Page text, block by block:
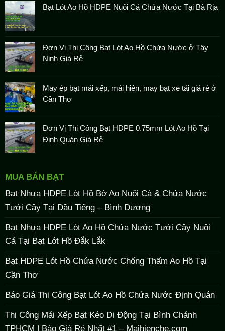
Bạt Lót Ao Hồ HDPE Nuôi Cá Chứa Nước Tại Bà Rịa
Đơn Vị Thi Công Bạt Lót Ao Hồ Chứa Nước ở Tây
Ninh Giá Rẻ
May ép bạt mái xếp, mái hiên, may bạt xe tải giá rẻ ở
Cần Thơ
Đơn Vị Thi Công Bạt HDPE 0.75mm Lót Ao Hồ Tại
Định Quán Giá Rẻ
MUA BÁN BẠT
Bạt Nhựa HDPE Lót Hồ Bờ Ao Nuôi Cá & Chứa Nước
Tưới Cây Tại Dầu Tiếng – Bình Dương
Bạt Nhựa HDPE Lót Ao Hồ Chứa Nước Tưới Cây Nuôi
Cá Tại Bạt Lót Hồ Đắk Lắk
Bạt HDPE Lót Hồ Chứa Nước Chống Thấm Ao Hồ Tại
Cần Thơ
Báo Giá Thi Công Bạt Lót Ao Hồ Chứa Nước Định Quán
Thi Công Mái Xếp Bạt Kéo Di Động Tại Bình Chánh
TPHCM | Báo Giá Rẻ Nhất #1 – Maihienche.com